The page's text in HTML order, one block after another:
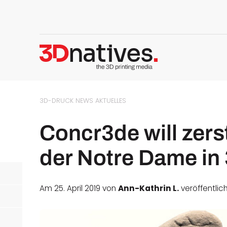
3D-DRUCK NEWS AKTUELLES
Concr3de will
der Notre Dame in
Am 25. April 2019 vonAnn-Kathrin L.